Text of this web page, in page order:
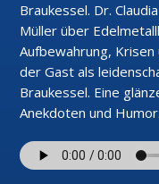
Braukessel. Dr.
Müller über
Aufbewahrung,
der Gast als
Braukessel. Eine
Anekdoten und Humor.